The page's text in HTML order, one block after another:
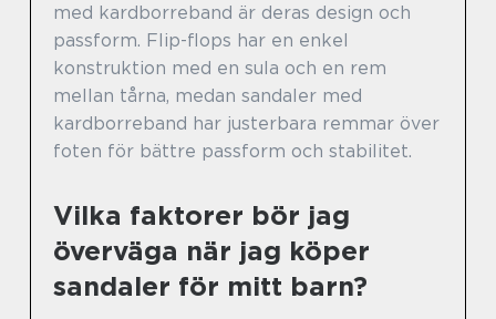
med kardborreband är deras design och
passform. Flip-flops har en enkel
konstruktion med en sula och en rem
mellan tårna, medan sandaler med
kardborreband har justerbara remmar över
foten för bättre passform och stabilitet.
Vilka faktorer bör jag
överväga när jag köper
sandaler för mitt barn?